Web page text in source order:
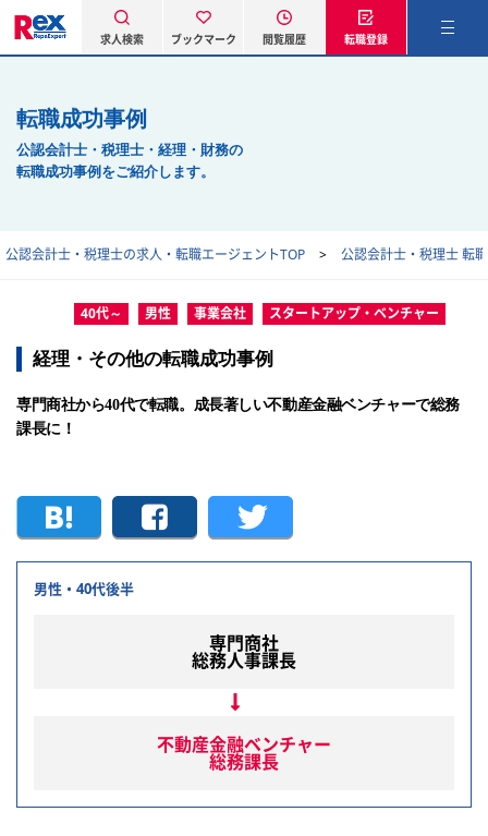
求人検索 ブックマーク 閲覧履歴 転職登録
転職成功事例
公認会計士・税理士・経理・財務の
転職成功事例をご紹介します。
公認会計士・税理士の求人・転職エージェントTOP 公認会計士・税理士 転
40代～ 男性 事業会社 スタートアップ・ベンチャー
経理・その他の転職成功事例
専門商社から40代で転職。成長著しい不動産金融ベンチャーで総務
課長に！
男性・40代後半
専門商社
総務人事課長
不動産金融ベンチャー
総務課長